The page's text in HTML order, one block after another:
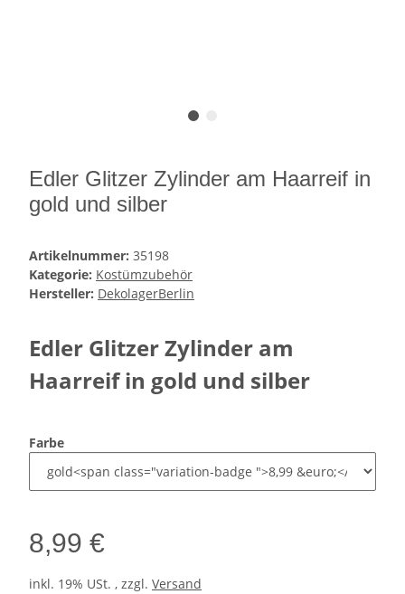
Edler Glitzer Zylinder am Haarreif in
gold und silber
Artikelnummer: 35198
Kategorie: Kostümzubehör
Hersteller: DekolagerBerlin
Edler Glitzer Zylinder am
Haarreif in gold und silber
Farbe
8,99 €
inkl. 19% USt. , zzgl. Versand